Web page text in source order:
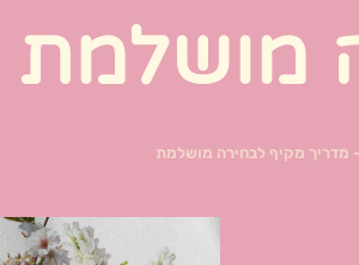
מושלמת
מדריך מקיף לבחירה מושלמת